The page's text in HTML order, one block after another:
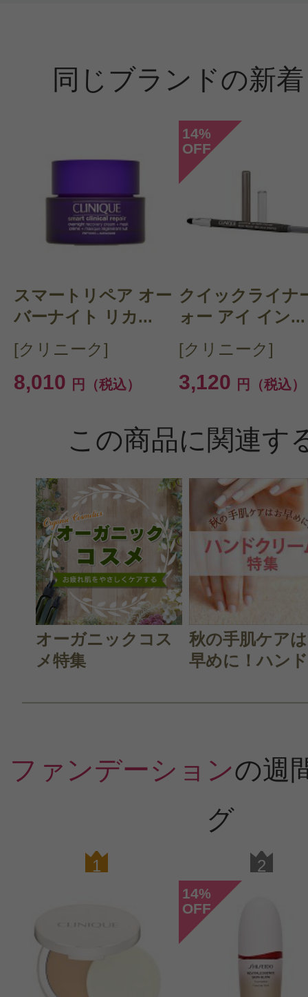
同じブランドの新
スマートリペア オー
バーナイト リカ...
[クリニーク]
8,010 円（税込）
14%
OFF
クイックライナ
ォー アイ イン...
[クリニーク]
3,120 円（税込）
この商品に関連す
オーガニックコス
メ特集
秋の手肌ケア
早めに！ハン
ファンデーションの週
グ
1 2
14%
OFF